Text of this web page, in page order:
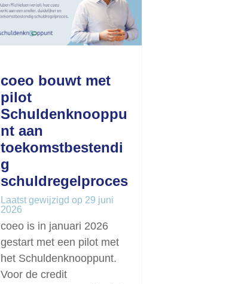
coeo bouwt met
pilot
Schuldenknooppu
nt aan
toekomstbestendi
g
schuldregelproces
Laatst gewijzigd op 29 juni
2026
coeo is in januari 2026
gestart met een pilot met
het Schuldenknooppunt.
Voor de credit